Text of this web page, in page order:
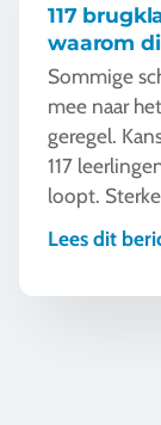
117
waarom
Sommige
mee naar het
geregel. Kans op chaos. En dan is er deze school.
117 leerlingen. 12 en
loopt. Sterker nog:
het écht
Lees dit